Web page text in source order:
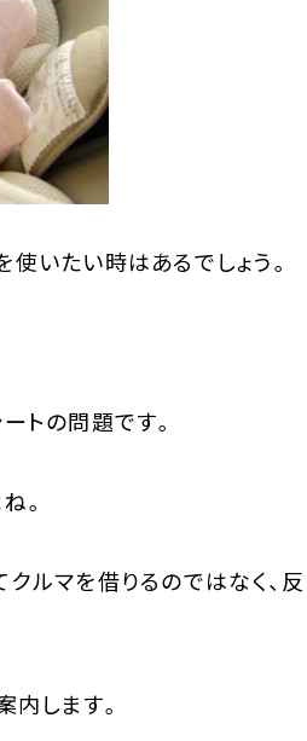
いたい時はあるでしょう。
トの問題です。
。
ルマを借りるのではなく、反
内します。